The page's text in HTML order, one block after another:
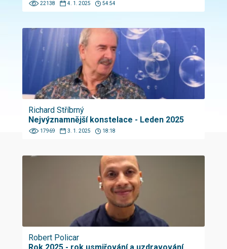
22138 4. 1. 2025 54:54
Richard Stříbrný
Nejvýznamnější konstelace - Leden 2025
17969 3. 1. 2025 18:18
Robert Policar